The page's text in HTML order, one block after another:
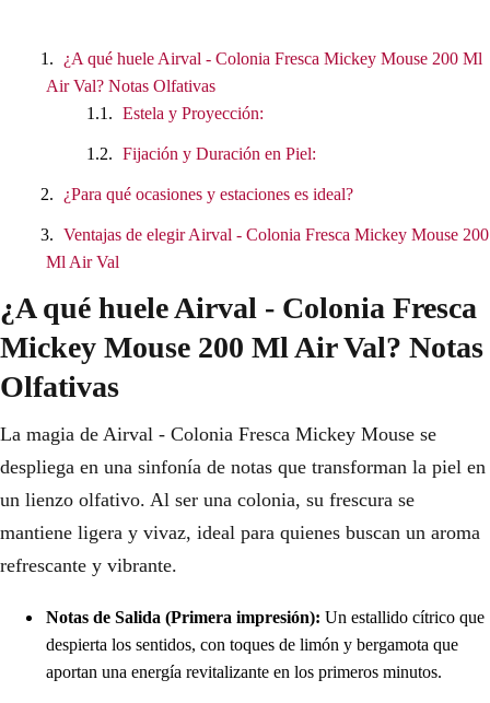
¿A qué huele Airval - Colonia Fresca Mickey Mouse 200 Ml
Air Val? Notas Olfativas
Estela y Proyección:
Fijación y Duración en Piel:
¿Para qué ocasiones y estaciones es ideal?
Ventajas de elegir Airval - Colonia Fresca Mickey Mouse 200
Ml Air Val
¿A qué huele Airval - Colonia Fresca
Mickey Mouse 200 Ml Air Val? Notas
Olfativas
La magia de Airval - Colonia Fresca Mickey Mouse se
despliega en una sinfonía de notas que transforman la piel en
un lienzo olfativo. Al ser una colonia, su frescura se
mantiene ligera y vivaz, ideal para quienes buscan un aroma
refrescante y vibrante.
Notas de Salida (Primera impresión): Un estallido cítrico que
despierta los sentidos, con toques de limón y bergamota que
aportan una energía revitalizante en los primeros minutos.